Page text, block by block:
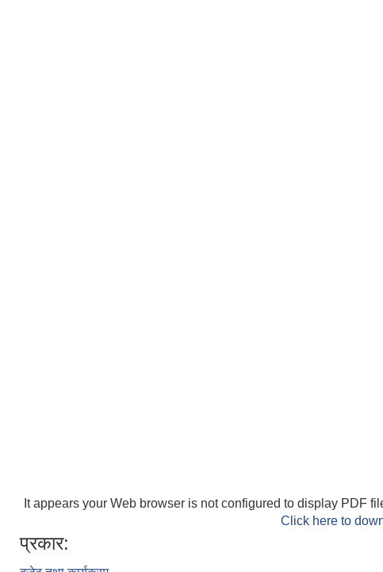
It appears your Web browser is not configured to display PDF
Click here to
प्रकार: